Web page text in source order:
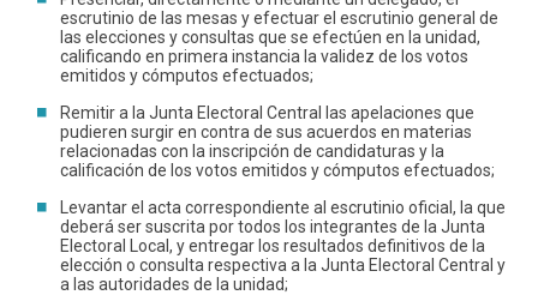
escrutinio de las mesas y efectuar el escrutinio general de
las elecciones y consultas que se efectúen en la unidad,
calificando en primera instancia la validez de los votos
emitidos y cómputos efectuados;
Remitir a la Junta Electoral Central las apelaciones que
pudieren surgir en contra de sus acuerdos en materias
relacionadas con la inscripción de candidaturas y la
calificación de los votos emitidos y cómputos efectuados;
Levantar el acta correspondiente al escrutinio oficial, la que
deberá ser suscrita por todos los integrantes de la Junta
Electoral Local, y entregar los resultados definitivos de la
elección o consulta respectiva a la Junta Electoral Central y
a las autoridades de la unidad;